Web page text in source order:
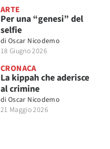
ARTE
Per una “genesi” del
selfie
di Oscar Nicodemo
18 Giugno 2026
CRONACA
La kippah che aderisce
al crimine
di Oscar Nicodemo
21 Maggio 2026